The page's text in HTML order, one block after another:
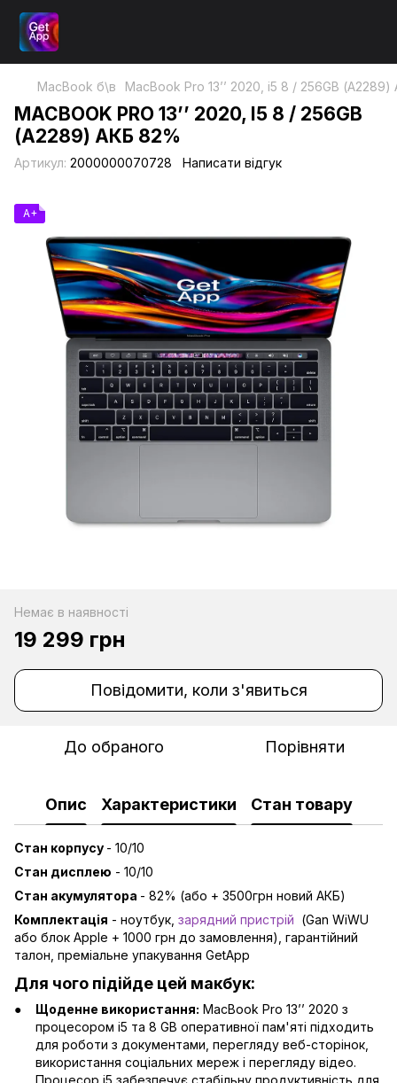
MacBook б\в MacBook Pro 13’’ 2020, i5 8 / 256GB
MACBOOK PRO 13’’ 2020, I5 8 / 256GB
(А2289) АКБ 82%
Артикул: 2000000070728 Написати відгук
A+
Немає в наявності
19 299 грн
Повідомити, коли з'явиться
До обраного Порівняти
Опис Характеристики Стан товару
Стан корпусу - 10/10
Стан дисплею - 10/10
Стан акумулятора - 82% (або + 3500грн новий АКБ)
Комплектація - ноутбук, зарядний пристрій (Gan WiWU
або блок Apple + 1000 грн до замовлення), гарантійний
талон, преміальне упакування GetApp
Для чого підійде цей макбук:
Щоденне використання: MacBook Pro 13’’ 2020 з
процесором i5 та 8 GB оперативної пам'яті підходить
для роботи з документами, перегляду веб-сторінок,
використання соціальних мереж і перегляду відео.
Процесор i5 забезпечує стабільну продуктивність для